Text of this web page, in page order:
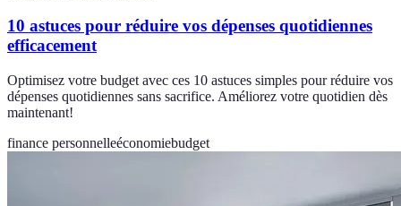
10 astuces pour réduire vos dépenses quotidiennes
efficacement
Optimisez votre budget avec ces 10 astuces simples pour réduire vos
dépenses quotidiennes sans sacrifice. Améliorez votre quotidien dès
maintenant!
finance personnelleéconomiebudget